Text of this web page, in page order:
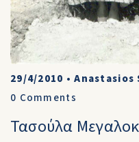
29/4/2010 •
0 Comments
Τασούλα